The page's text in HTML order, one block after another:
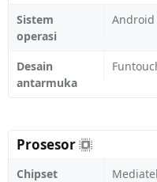
Sistem
operasi
Android
Desain
antarmuka
Prosesor
Chipset